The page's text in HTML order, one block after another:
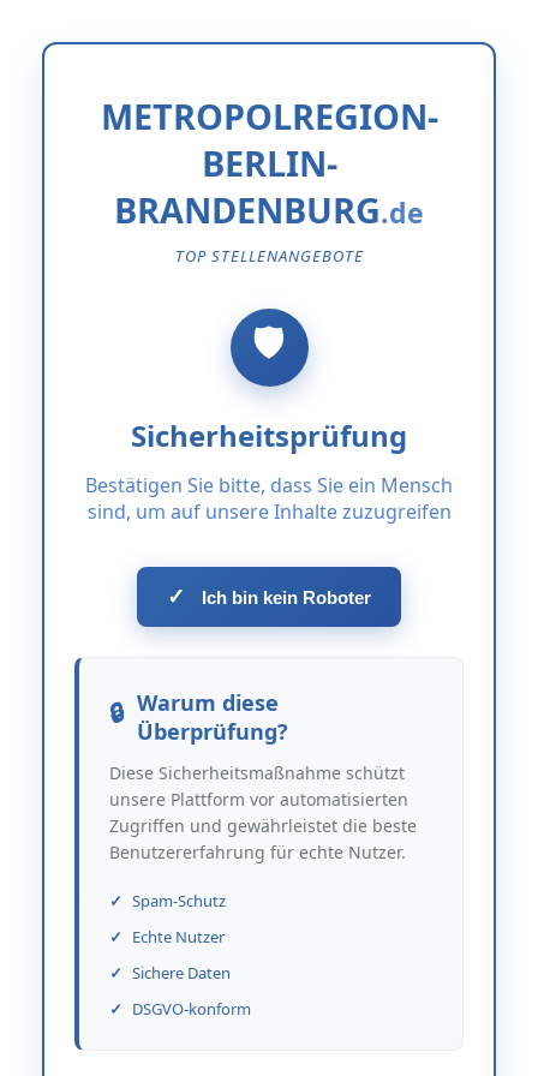
METROPOLREGION-
BERLIN-
BRANDENBURG
TOP STELLENANGEBOTE
Sicherheitsprüfung
Bestätigen Sie bitte, dass Sie ein Mensch
sind, um auf unsere Inhalte zuzugreifen
✓ Ich bin kein Roboter
Warum diese
Überprüfung?
Diese Sicherheitsmaßnahme schützt
unsere Plattform vor automatisierten
Zugriffen und gewährleistet die beste
Benutzererfahrung für echte Nutzer.
Spam-Schutz
Echte Nutzer
Sichere Daten
DSGVO-konform